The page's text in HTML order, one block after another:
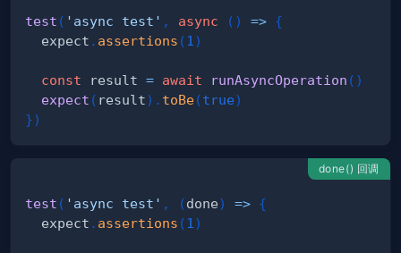
test ( 'async test' , async ( ) => {
  expect
. assertions (1 )
const result = await runAsyncOperation ( )
expect ( result) . toBe(true)
})
done() 回调
test ( 'async test' , (done) => {
  expect
. assertions (1 )